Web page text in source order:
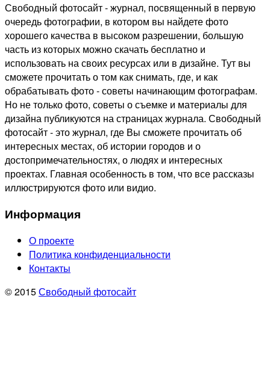
Свободный фотосайт - журнал, посвященный в первую
очередь фотографии, в котором вы найдете фото
хорошего качества в высоком разрешении, большую
часть из которых можно скачать бесплатно и
использовать на своих ресурсах или в дизайне. Тут вы
сможете прочитать о том как снимать, где, и как
обрабатывать фото - советы начинающим фотографам.
Но не только фото, советы о съемке и материалы для
дизайна публикуются на страницах журнала. Свободный
фотосайт - это журнал, где Вы сможете прочитать об
интересных местах, об истории городов и о
достопримечательностях, о людях и интересных
проектах. Главная особенность в том, что все рассказы
иллюстрируются фото или видио.
Информация
О проекте
Политика конфиденциальности
Контакты
© 2015Свободный фотосайт